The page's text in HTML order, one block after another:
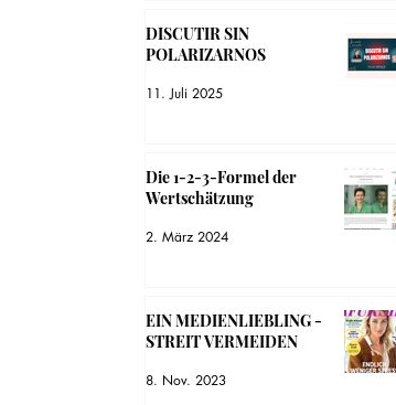
DISCUTIR SIN
POLARIZARNOS
11. Juli 2025
Die 1-2-3-Formel der
Wertschätzung
2. März 2024
EIN MEDIENLIEBLING -
STREIT VERMEIDEN
8. Nov. 2023